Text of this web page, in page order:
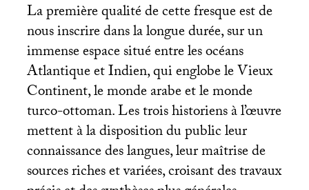
La première qualité de cette fresque est de
nous inscrire dans la longue durée, sur un
immense espace situé entre les océans
Atlantique et Indien, qui englobe le Vieux
Continent, le monde arabe et le monde
turco-ottoman. Les trois historiens à l’œuvre
mettent à la disposition du public leur
connaissance des langues, leur maîtrise de
sources riches et variées, croisant des travaux